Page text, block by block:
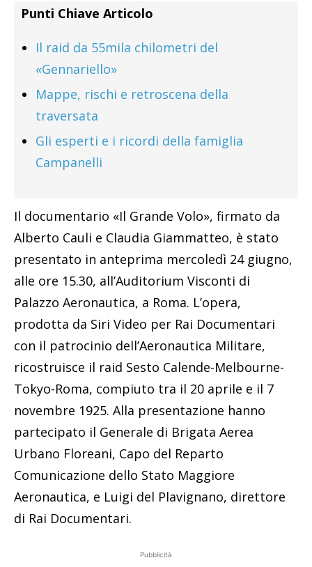
Punti Chiave Articolo
Il raid da 55mila chilometri del
«Gennariello»
Mappe, rischi e retroscena della
traversata
Gli esperti e i ricordi della famiglia
Campanelli
Il documentario «Il Grande Volo», firmato da
Alberto Cauli e Claudia Giammatteo, è stato
presentato in anteprima mercoledì 24 giugno,
alle ore 15.30, all’Auditorium Visconti di
Palazzo Aeronautica, a Roma. L’opera,
prodotta da Siri Video per Rai Documentari
con il patrocinio dell’Aeronautica Militare,
ricostruisce il raid Sesto Calende-Melbourne-
Tokyo-Roma, compiuto tra il 20 aprile e il 7
novembre 1925. Alla presentazione hanno
partecipato il Generale di Brigata Aerea
Urbano Floreani, Capo del Reparto
Comunicazione dello Stato Maggiore
Aeronautica, e Luigi del Plavignano, direttore
di Rai Documentari.
Pubblicità